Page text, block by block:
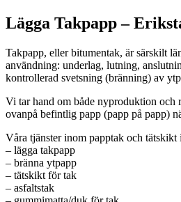
Lägga Takpapp –
Takpapp, eller bitumentak, är särskilt
användning: underlag, lutning,
kontrollerad svetsning (bränning) av
Vi tar hand om både nyproduktion och
ovanpå befintlig papp (papp på papp)
Våra tjänster inom papptak och tätskikt
– lägga takpapp
– bränna ytpapp
– tätskikt för tak
– asfaltstak